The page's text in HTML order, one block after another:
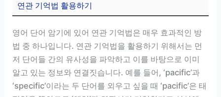
연관 기억법 활용하기
영어 단어 암기에 있어 연관 기억법은 매우 효과적인 방
법 중 하나입니다. 연관 기억법을 활용하기 위해서는 먼
저 단어들 간의 유사성을 파악하고 이를 바탕으로 이미
알고 있는 정보와 연결짓습니다. 예를 들어, ‘pacific’과
‘specific’이라는 두 단어를 외우고 싶을 때 ‘pacific’은 태